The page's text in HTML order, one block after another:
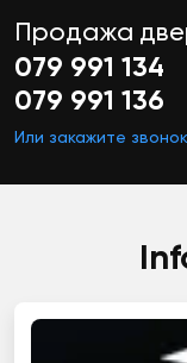
Продажа
079 991 134
079 991 136
Или закажите звонок